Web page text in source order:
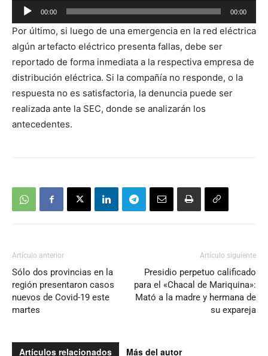
Reproductor
de
audio
00:00 00:00
Por último, si luego de una emergencia en la red eléctrica
algún artefacto eléctrico presenta fallas, debe ser
reportado de forma inmediata a la respectiva empresa de
distribución eléctrica. Si la compañía no responde, o la
respuesta no es satisfactoria, la denuncia puede ser
realizada ante la SEC, donde se analizarán los
antecedentes.
Artículo anterior
Sólo dos provincias en la
región presentaron casos
nuevos de Covid-19 este
martes
Artículo siguiente
Presidio perpetuo calificado
para el «Chacal de Mariquina»:
Mató a la madre y hermana de
su expareja
Artículos relacionados Más del autor